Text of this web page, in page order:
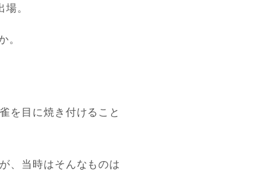
。
。
を目に焼き付けること
、当時はそんなものは